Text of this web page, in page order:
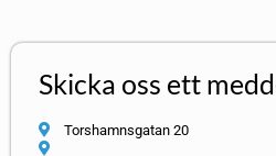
Skicka oss ett
Torshamnsgatan 20